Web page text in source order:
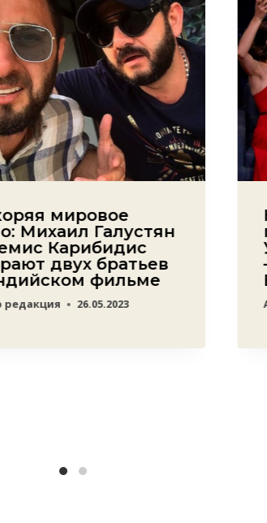
мировое
Михаил Галустян
Карибидис
двух братьев
фильме
редакция 26.05.2023